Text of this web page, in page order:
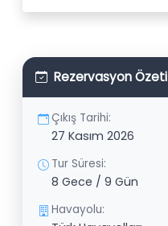
Rezervasyon Özeti
Çıkış Tarihi:
27 Kasım 2026
Tur Süresi:
8 Gece / 9 Gün
Havayolu: